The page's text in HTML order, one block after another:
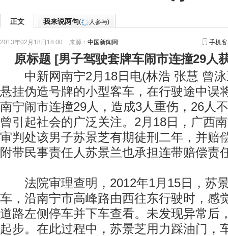
正文 我来说两句( 人参与)
2013年02月18日18:00 来源： 中国新闻网 手机
原标题 [男子驾驶套牌车闹市连撞29人
中新网南宁2月18日电(林浩 张慧 曾泳
悬挂伪造号牌的小型客车，在行驶途中误
南宁闹市连撞29人，造成3人重伤，26人
曾引起社会的广泛关注。2月18日，广西
审判处该男子苏景芝有期徒刑二年，并赔
附带民事责任人苏景兰也承担连带赔偿责
法院审理查明，2012年1月15日，苏
车，沿南宁市高峰路由西往东行驶时，感
道路左侧停车并下车查看。未发现异常后
起步。在此过程中，苏景芝用力踩油门，